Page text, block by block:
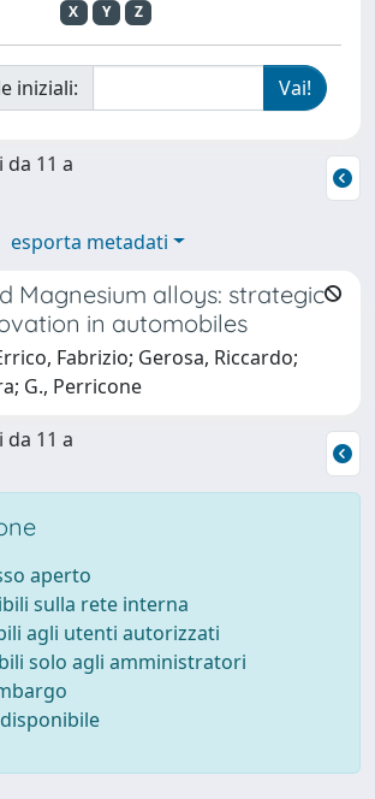
X
Y Z
iniziali:
11 a
esporta metadati
Magnesium alloys: strategic
in automobiles
Fabrizio; Gerosa, Riccardo;
G., Perricone
11 a
aperto
sulla rete interna
agli utenti autorizzati
solo agli amministratori